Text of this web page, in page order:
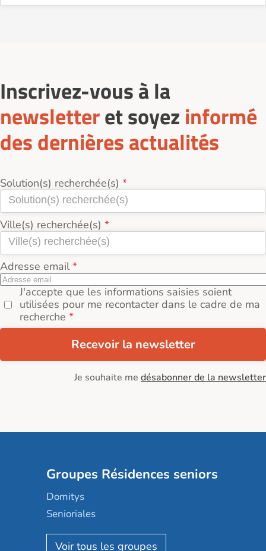
Sur le site Logement-seniors.com, on recense
Inscrivez-vous à la
newsletteret soyez informé
des dernières actualités
Solution(s) recherchée(s)
Ville(s) recherchée(s)
Adresse email
J'accepte que les informations saisies soient
utilisées pour me recontacter dans le cadre de ma
recherche
Recevoir la newsletter
Je souhaite me désabonner de la newsletter
Groupes Résidences seniors
Domitys
Senioriales
Nohée